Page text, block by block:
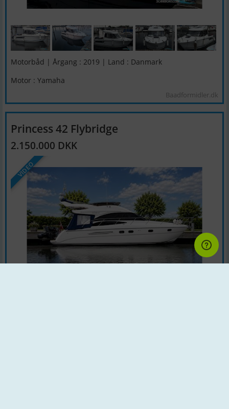
Motorbåd | Årgang : 2019 | Land : Danmark
Motor : Yamaha
Baadformidler.dk
Princess 42 Flybridge
2.150.000 DKK
VIDEO